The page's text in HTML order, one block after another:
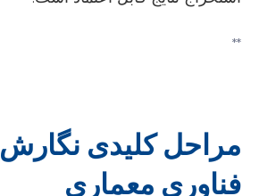
**
مراحل کلیدی نگارش
فناوری معماری